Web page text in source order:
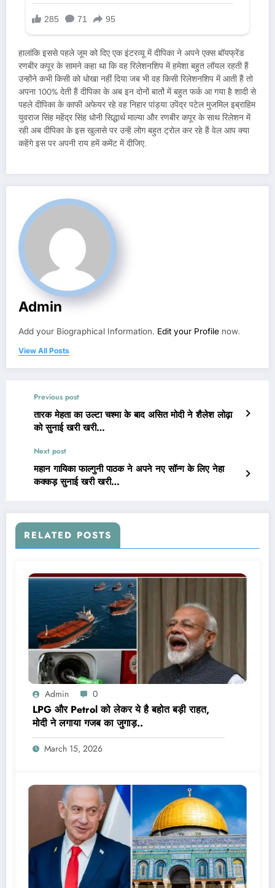
हालांकि इससे पहले जूम को दिए एक इंटरव्यू में दीपिका ने अपने एक्स बॉयफ्रेंड
रणबीर कपूर के सामने कहा था कि वह रिलेशनशिप में हमेशा बहुत लॉयल रहती हैं
उन्होंने कभी किसी को धोखा नहीं दिया जब भी वह किसी रिलेशनशिप में आती हैं तो
अपना 100% देती हैं दीपिका के अब इन दोनों बातों में बहुत फर्क आ गया है शादी से
पहले दीपिका के काफी अफेयर रहे वह निहार पांड्या उपेंद्र पटेल मुजमिल इब्राहिम
युवराज सिंह महेंद्र सिंह धोनी सिद्धार्थ माल्या और रणबीर कपूर के साथ रिलेशन में
रही अब दीपिका के इस खुलासे पर उन्हें लोग बहुत ट्रोल कर रहे हैं वेल आप क्या
कहेंगे इस पर अपनी राय हमें कमेंट में दीजिए.
Admin
Add your Biographical Information. Edit your Profile now.
View All Posts
Previous post
तारक मेहता का उल्टा चश्मा के बाद असित मोदी ने शैलेश लोढ़ा
को सुनाई खरी खरी…
Next post
महान गायिका फाल्गुनी पाठक ने अपने नए सॉन्ग के लिए नेहा
कक्कड़ सुनाई खरी खरी…
RELATED POSTS
Admin 0
LPG और Petrol को लेकर ये है बहोत बड़ी राहत,
मोदी ने लगाया गजब का जुगाड़..
March 15, 2026